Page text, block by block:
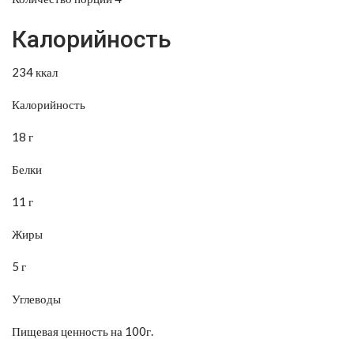
Калорийность
234 ккал
Калорийность
18 г
Белки
11 г
Жиры
5 г
Углеводы
Пищевая ценность на 100г.